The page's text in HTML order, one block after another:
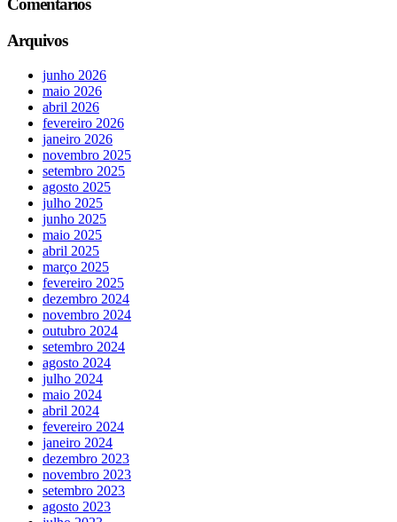
Comentários
Arquivos
junho 2026
maio 2026
abril 2026
fevereiro 2026
janeiro 2026
novembro 2025
setembro 2025
agosto 2025
julho 2025
junho 2025
maio 2025
abril 2025
março 2025
fevereiro 2025
dezembro 2024
novembro 2024
outubro 2024
setembro 2024
agosto 2024
julho 2024
maio 2024
abril 2024
fevereiro 2024
janeiro 2024
dezembro 2023
novembro 2023
setembro 2023
agosto 2023